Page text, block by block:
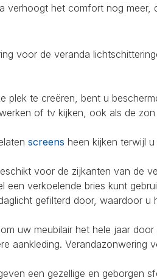
verhoogt het comfort nog meer,
voor de veranda
plek te creëren, bent u
of tv kijken, ook als de
screens heen kijken terwijl
voor de zijkanten van de
een verkoelende bries kunt
gefilterd door, waardoor u
uw meubilair het hele jaar
aankleding. Verandazonwering
een gezellige en geborgen